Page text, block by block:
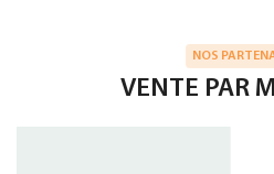
NOS
VENTE PAR